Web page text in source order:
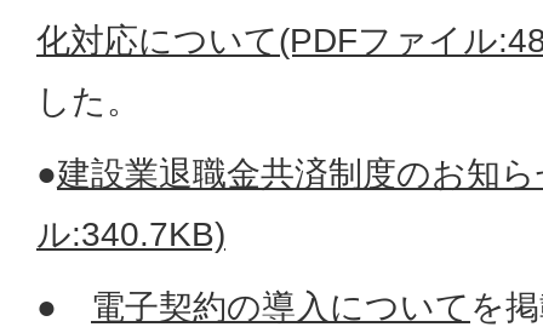
化対応について(PDFファイル
した。
●建設業退職金共済制度のお知
ル:340.7KB)
● 電子契約の導入について を